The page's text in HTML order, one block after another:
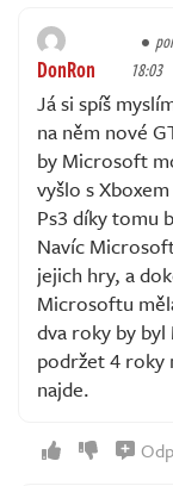
DonRon
18:03
Já si spíš
na něm nové
by Microsoft
vyšlo s
Ps3 díky tomu
Navíc
jejich hry, a
Microsoftu
dva roky by
podržet 4 roky
najde.